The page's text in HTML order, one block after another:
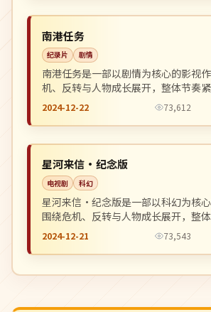
日本
南港任务
纪录片 剧情
南港任务是一部以剧情为核心的影视
机、反转与人物成长展开，整体节奏
观看。
2024-12-22 73,612
韩国
星河来信·纪念版
电视剧 科幻
星河来信·纪念版是一部以科幻为核心
围绕危机、反转与人物成长展开，整
得推荐观看。
2024-12-21 73,543